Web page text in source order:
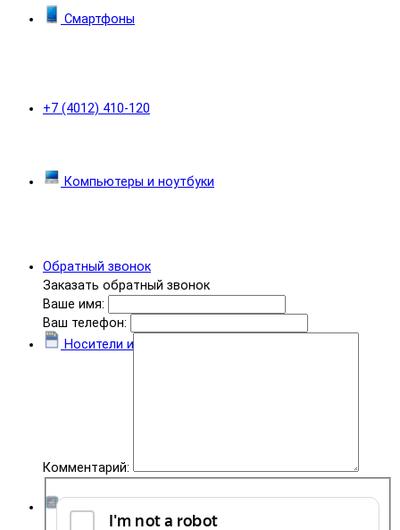
+7 (4012) 410-120
Обратный звонок
Заказать обратный звонок
Ваше имя:
Ваш телефон:
Комментарий:
Смартфоны
Компьютеры и ноутбуки
Носители информации
Комплектующие